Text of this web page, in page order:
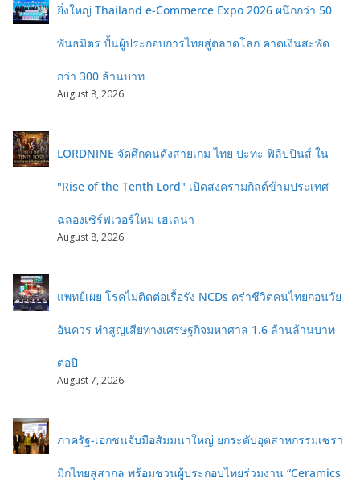
ยิ่งใหญ่ Thailand e-Commerce Expo 2026 ผนึกกว่า 50
พันธมิตร ปั้นผู้ประกอบการไทยสู่ตลาดโลก คาดเงินสะพัด
กว่า 300 ล้านบาท
August 8, 2026
LORDNINE จัดศึกคนดังสายเกม ไทย ปะทะ ฟิลิปปินส์ ใน
"Rise of the Tenth Lord" เปิดสงครามกิลด์ข้ามประเทศ
ฉลองเซิร์ฟเวอร์ใหม่ เฮเลนา
August 8, 2026
แพทย์เผย โรคไม่ติดต่อเรื้อรัง NCDs คร่าชีวิตคนไทยก่อนวัย
อันควร ทำสูญเสียทางเศรษฐกิจมหาศาล 1.6 ล้านล้านบาท
ต่อปี
August 7, 2026
ภาครัฐ-เอกชนจับมือสัมมนาใหญ่ ยกระดับอุตสาหกรรมเซรา
มิกไทยสู่สากล พร้อมชวนผู้ประกอบไทยร่วมงาน “Ceramics